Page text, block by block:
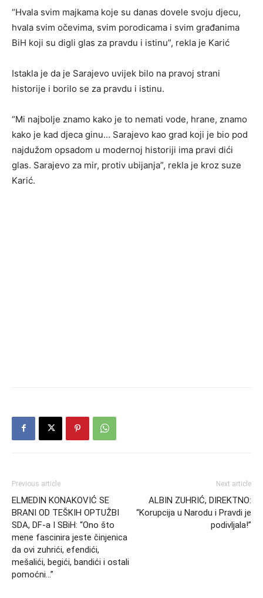
“Hvala svim majkama koje su danas dovele svoju djecu,
hvala svim očevima, svim porodicama i svim građanima
BiH koji su digli glas za pravdu i istinu”, rekla je Karić
Istakla je da je Sarajevo uvijek bilo na pravoj strani
historije i borilo se za pravdu i istinu.
“Mi najbolje znamo kako je to nemati vode, hrane, znamo
kako je kad djeca ginu… Sarajevo kao grad koji je bio pod
najdužom opsadom u modernoj historiji ima pravi dići
glas. Sarajevo za mir, protiv ubijanja”, rekla je kroz suze
Karić.
Previous article
ELMEDIN KONAKOVIĆ SE
BRANI OD TEŠKIH OPTUŽBI
SDA, DF-a I SBiH: “Ono što
mene fascinira jeste činjenica
da ovi zuhrići, efendići,
mešalići, begići, bandići i ostali
pomoćni…”
Next article
ALBIN ZUHRIĆ, DIREKTNO:
“Korupcija u Narodu i Pravdi je
podivljala!”